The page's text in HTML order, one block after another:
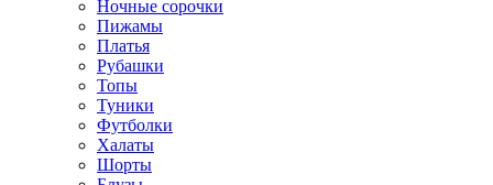
Ночные сорочки
Пижамы
Платья
Рубашки
Топы
Туники
Футболки
Халаты
Шорты